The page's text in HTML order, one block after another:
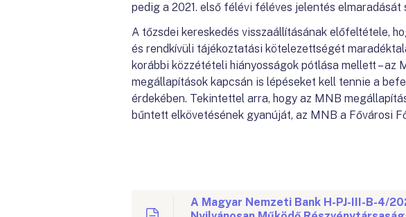
pedig a 2021. első félévi féléves jelentés elmaradását
A tőzsdei kereskedés visszaállításának előfeltétele,
és rendkívüli tájékoztatási kötelezettségét
korábbi közzétételi hiányosságok pótlása mellett – az
megállapítások kapcsán is lépéseket kell tennie a
érdekében. Tekintettel arra, hogy az MNB
bűntett elkövetésének gyanúját, az MNB a Fővárosi
A Magyar Nemzeti Bank H-PJ-III-B-4/